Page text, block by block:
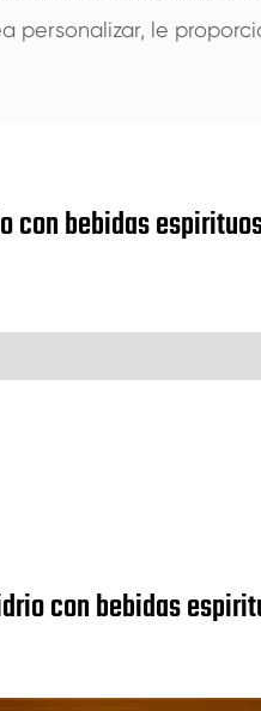
personalizar, le
con bebidas
con bebidas